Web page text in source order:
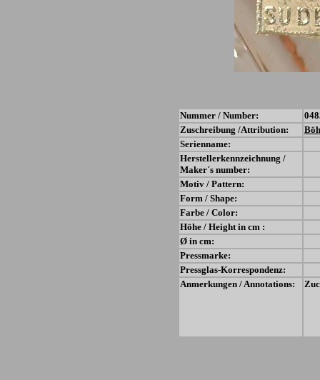
Nummer / Number:
Zuschreibung /Attribution:
Serienname:
Herstellerkennzeichnung /
Maker´s number:
Motiv / Pattern:
Form / Shape:
Farbe / Color:
Höhe / Height in cm :
Ø in cm:
Pressmarke:
Pressglas-Korrespondenz:
Anmerkungen / Annotations: